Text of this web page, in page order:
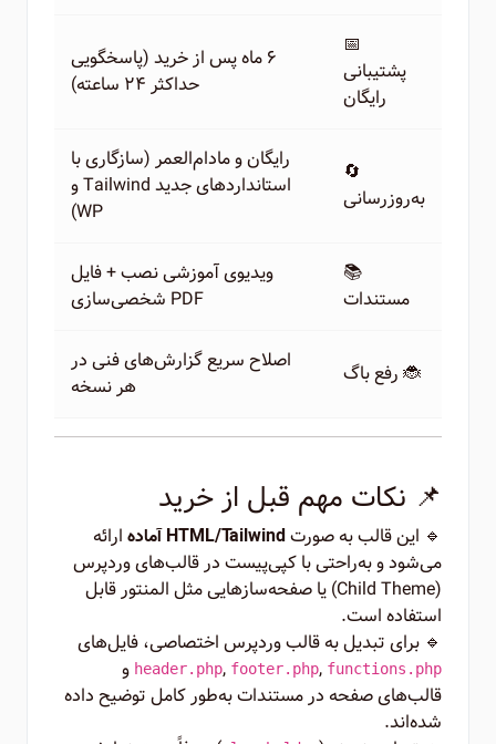
📅
پشتیبانی
رایگان
۶ ماه پس از خرید (پاسخگویی
حداکثر ۲۴ ساعته)
🔄
به‌روزرسانی
رایگان و مادام‌العمر (سازگاری با
استانداردهای جدید Tailwind و
WP)
📚
مستندات
ویدیوی آموزشی نصب + فایل
PDF شخصی‌سازی
🐞 رفع باگ
اصلاح سریع گزارش‌های فنی در
هر نسخه
📌 نکات مهم قبل از خرید
🔹 این قالب به صورتHTML/Tailwind آماده
ارائه
می‌شود و به‌راحتی با کپی‌پیست در قالب‌های وردپرس
(Child Theme) یا صفحه‌سازهایی مثل المنتور قابل
استفاده است.
🔹 برای تبدیل به قالب وردپرس اختصاصی، فایل‌های
header.php, footer.php, functions.php
و
قالب‌های صفحه در مستندات به‌طور کامل توضیح داده
شده‌اند.